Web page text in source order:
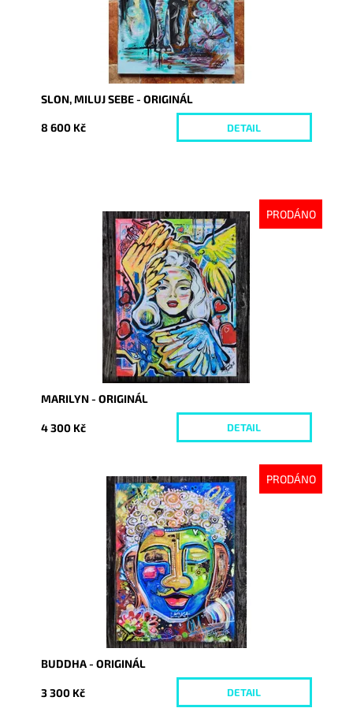
SLON, MILUJ SEBE - ORIGINÁL
8 600 Kč DETAIL
PRODÁNO
Vyprodáno
8673
MARILYN - ORIGINÁL
4 300 Kč DETAIL
PRODÁNO
Vyprodáno
8661
BUDDHA - ORIGINÁL
3 300 Kč DETAIL